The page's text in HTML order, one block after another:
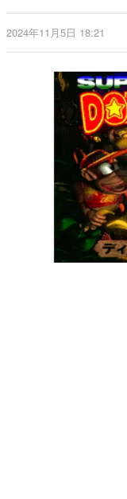
一先生
なん
具体的な
です。
ゲー
「経験
の起源や
イニーP
カテゴリ
特集記事
2024年11月5日 18:21